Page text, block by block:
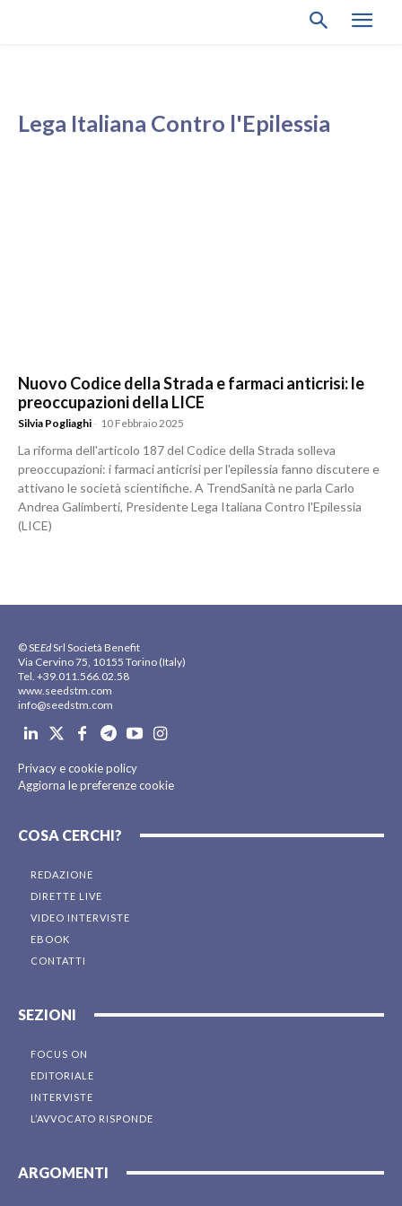
Lega Italiana Contro l'Epilessia
Nuovo Codice della Strada e farmaci anticrisi: le
preoccupazioni della LICE
Silvia Pogliaghi - 10 Febbraio 2025
La riforma dell'articolo 187 del Codice della Strada solleva
preoccupazioni: i farmaci anticrisi per l'epilessia fanno discutere e
attivano le società scientifiche. A TrendSanità ne parla Carlo
Andrea Galimberti, Presidente Lega Italiana Contro l'Epilessia
(LICE)
© SEEdSrl Società Benefit
Via Cervino 75, 10155 Torino (Italy)
Tel. +39.011.566.02.58
www.seedstm.com
info@seedstm.com
Privacy e cookie policy
Aggiorna le preferenze cookie
COSA CERCHI?
REDAZIONE
DIRETTE LIVE
VIDEO INTERVISTE
EBOOK
CONTATTI
SEZIONI
FOCUS ON
EDITORIALE
INTERVISTE
L’AVVOCATO RISPONDE
ARGOMENTI